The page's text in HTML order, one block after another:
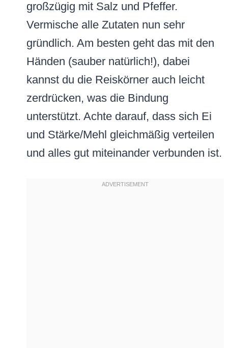
großzügig mit Salz und Pfeffer.
Vermische alle Zutaten nun sehr
gründlich. Am besten geht das mit den
Händen (sauber natürlich!), dabei
kannst du die Reiskörner auch leicht
zerdrücken, was die Bindung
unterstützt. Achte darauf, dass sich Ei
und Stärke/Mehl gleichmäßig verteilen
und alles gut miteinander verbunden ist.